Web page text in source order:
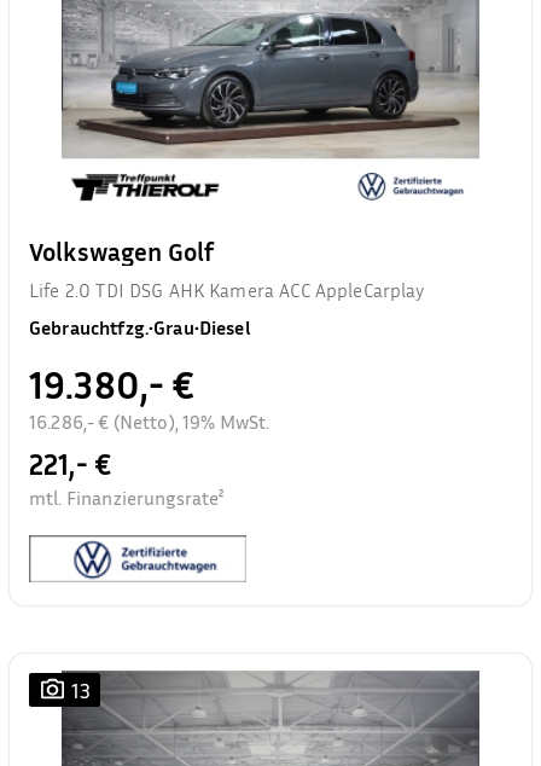
Volkswagen Golf
Life 2.0 TDI DSG AHK Kamera ACC AppleCarplay
Gebrauchtfzg.•Grau•Diesel
19.380,- €
16.286,- € (Netto), 19% MwSt.
221,- €
mtl. Finanzierungsrate²
13